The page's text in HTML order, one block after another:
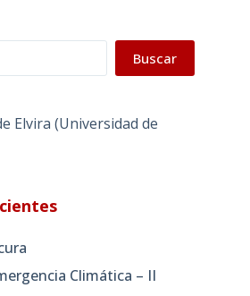
Buscar
Elvira (Universidad de
Climática – II